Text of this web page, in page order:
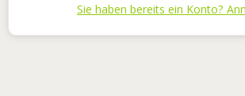
Sie haben bereits ein Konto?